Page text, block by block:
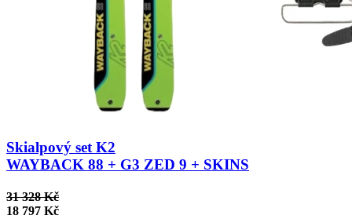
Skialpový set K2
WAYBACK 88 + G3 ZED 9 + SKINS
31 328 Kč
18 797 Kč